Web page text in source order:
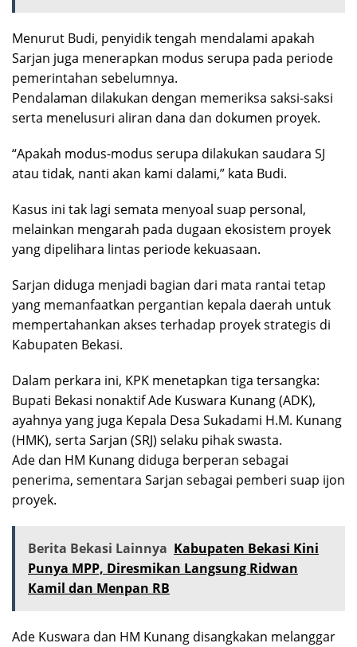
Menurut Budi, penyidik tengah mendalami apakah
Sarjan juga menerapkan modus serupa pada periode
pemerintahan sebelumnya.
Pendalaman dilakukan dengan memeriksa saksi-saksi
serta menelusuri aliran dana dan dokumen proyek.
“Apakah modus-modus serupa dilakukan saudara SJ
atau tidak, nanti akan kami dalami,” kata Budi.
Kasus ini tak lagi semata menyoal suap personal,
melainkan mengarah pada dugaan ekosistem proyek
yang dipelihara lintas periode kekuasaan.
Sarjan diduga menjadi bagian dari mata rantai tetap
yang memanfaatkan pergantian kepala daerah untuk
mempertahankan akses terhadap proyek strategis di
Kabupaten Bekasi.
Dalam perkara ini, KPK menetapkan tiga tersangka:
Bupati Bekasi nonaktif Ade Kuswara Kunang (ADK),
ayahnya yang juga Kepala Desa Sukadami H.M. Kunang
(HMK), serta Sarjan (SRJ) selaku pihak swasta.
Ade dan HM Kunang diduga berperan sebagai
penerima, sementara Sarjan sebagai pemberi suap ijon
proyek.
Berita Bekasi Lainnya Kabupaten Bekasi Kini
Punya MPP, Diresmikan Langsung Ridwan
Kamil dan Menpan RB
Ade Kuswara dan HM Kunang disangkakan melanggar